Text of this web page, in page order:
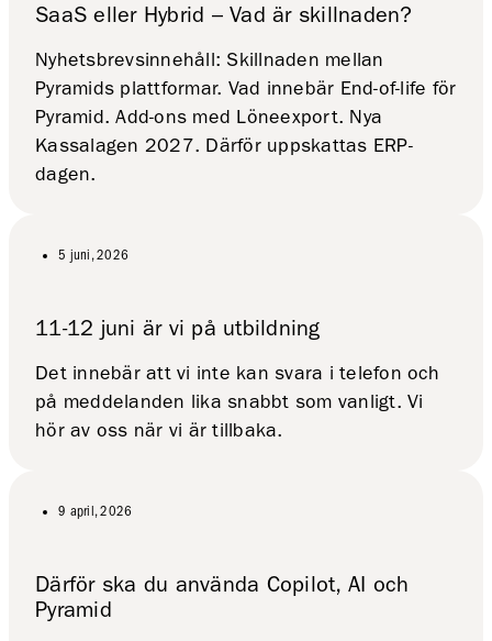
SaaS eller Hybrid – Vad är skillnaden?
Nyhetsbrevsinnehåll: Skillnaden mellan
Pyramids plattformar. Vad innebär End-of-life för
Pyramid. Add-ons med Löneexport. Nya
Kassalagen 2027. Därför uppskattas ERP-
dagen.
5 juni, 2026
11-12 juni är vi på utbildning
Det innebär att vi inte kan svara i telefon och
på meddelanden lika snabbt som vanligt. Vi
hör av oss när vi är tillbaka.
9 april, 2026
Därför ska du använda Copilot, AI och
Pyramid